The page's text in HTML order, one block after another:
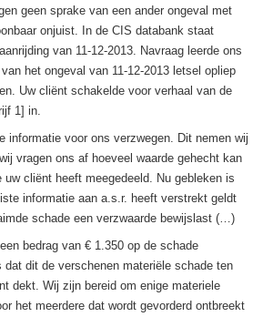
geen sprake van een ander ongeval met
onjuist. In de CIS databank staat
van 11-12-2013. Navraag leerde ons
het ongeval van 11-12-2013 letsel opliep
Uw cliënt schakelde voor verhaal van de
1] in.
informatie voor ons verzwegen. Dit nemen wij
vragen ons af hoeveel waarde gehecht kan
uw cliënt heeft meegedeeld. Nu gebleken is
informatie aan a.s.r. heeft verstrekt geldt
schade een verzwaarde bewijslast (…)
bedrag van € 1.350 op de schade
dit de verschenen materiële schade ten
dekt. Wij zijn bereid om enige materiele
het meerdere dat wordt gevorderd ontbreekt